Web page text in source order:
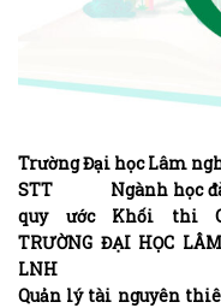
Trường Đại học Lâm
STT Ngành học
quy ước Khối thi
TRƯỜNG ĐẠI HỌC
LNH
Quản lý tài nguyên